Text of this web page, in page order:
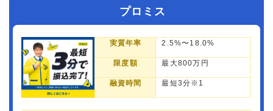
プロミス
実質年率 2.5%〜18.0%
限度額 最大800万円
融資時間 最短3分※1